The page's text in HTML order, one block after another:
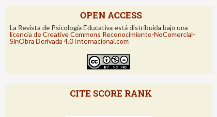
OPEN ACCESS
La Revista de Psicología Educativa está distribuida bajo una
licencia de Creative Commons Reconocimiento-NoComercial-
SinObra Derivada 4.0 Internacional.com
CITE SCORE RANK